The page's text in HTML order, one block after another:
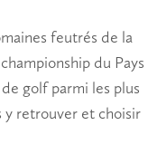
feutrés de la
du Pays
golf parmi les plus
y retrouver et choisir